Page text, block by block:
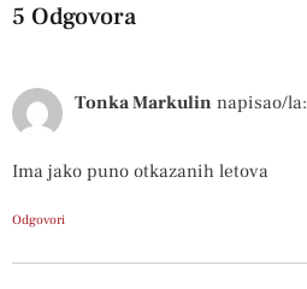
5 Odgovora
Tonka Markulin napisao/la:
Ima jako puno otkazanih letova
Odgovori